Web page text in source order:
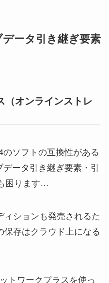
ータ引き継ぎ要素
（オンラインストレ
ソフトの互換性がある
ータ引き継ぎ要素・引
困ります…
ィションも発売されるた
保存はクラウド上になる
トワークプラスを使っ